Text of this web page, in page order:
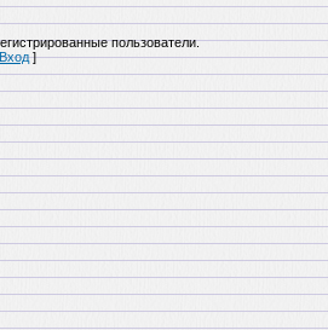
пользователи.
Вход]